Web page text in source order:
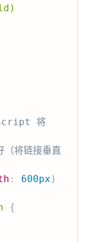
将
（将链接垂直
: 600px )
{